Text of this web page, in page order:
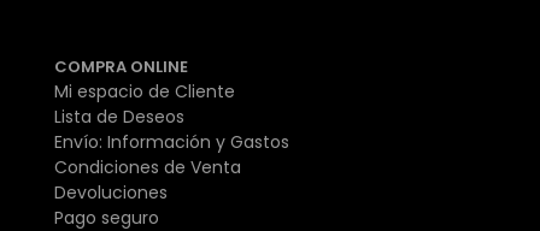
COMPRA ONLINE
Mi espacio de Cliente
Lista de Deseos
Envío: Información y Gastos
Condiciones de Venta
Devoluciones
Pago seguro